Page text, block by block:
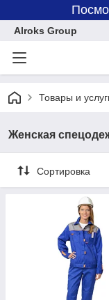
Alroks Group
Товары и
Женская
Сортировка